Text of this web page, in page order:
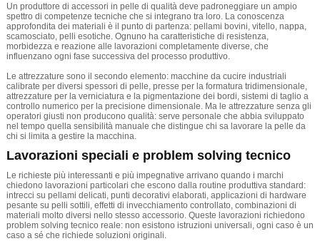
Un produttore di accessori in pelle di qualità deve padroneggiare un ampio
spettro di competenze tecniche che si integrano tra loro. La conoscenza
approfondita dei materiali è il punto di partenza: pellami bovini, vitello, nappa,
scamosciato, pelli esotiche. Ognuno ha caratteristiche di resistenza,
morbidezza e reazione alle lavorazioni completamente diverse, che
influenzano ogni fase successiva del processo produttivo.
Le attrezzature sono il secondo elemento: macchine da cucire industriali
calibrate per diversi spessori di pelle, presse per la formatura tridimensionale,
attrezzature per la verniciatura e la pigmentazione dei bordi, sistemi di taglio a
controllo numerico per la precisione dimensionale. Ma le attrezzature senza gli
operatori giusti non producono qualità: serve personale che abbia sviluppato
nel tempo quella sensibilità manuale che distingue chi sa lavorare la pelle da
chi si limita a gestire la macchina.
Lavorazioni speciali e problem solving tecnico
Le richieste più interessanti e più impegnative arrivano quando i marchi
chiedono lavorazioni particolari che escono dalla routine produttiva standard:
intrecci su pellami delicati, punti decorativi elaborati, applicazioni di hardware
pesante su pelli sottili, effetti di invecchiamento controllato, combinazioni di
materiali molto diversi nello stesso accessorio. Queste lavorazioni richiedono
problem solving tecnico reale: non esistono istruzioni universali, ogni caso è un
caso a sé che richiede soluzioni originali.